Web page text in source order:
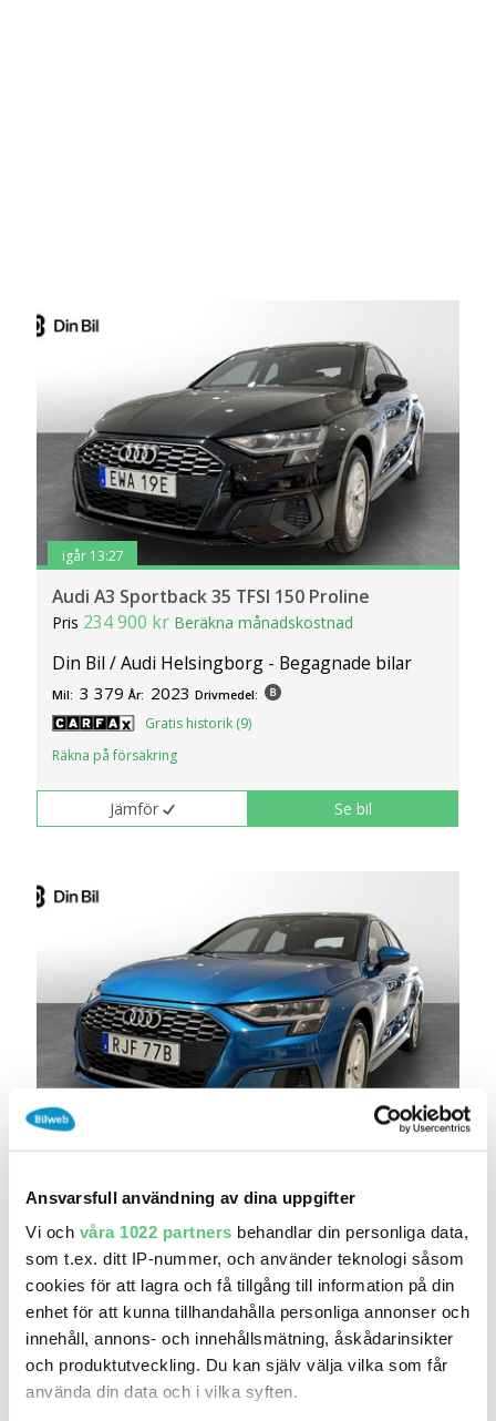
Ansvarsfull användning av dina uppgifter
Vi och våra 1022 partners behandlar din personliga data,
som t.ex. ditt IP-nummer, och använder teknologi såsom
cookies för att lagra och få tillgång till information på din
enhet för att kunna tillhandahålla personliga annonser och
innehåll, annons- och innehållsmätning, åskådarinsikter
och produktutveckling. Du kan själv välja vilka som får
använda din data och i vilka syften.
igår 13:27
Audi A3 Sportback 35 TFSI 150 Proline
Pris 234 900 kr Beräkna månadskostnad
Din Bil / Audi Helsingborg - Begagnade bilar
Mil: 3 379 År: 2023 Drivmedel:
Gratis historik (9)
Räkna på försäkring
Jämför Se bil
igår 13:27
Pris239 000 kr Beräkna månadskostnad
Din Bil / Audi Helsingborg - Begagnade bilar
Mil: 2 758 År: 2023 Drivmedel:
Gratis historik (7)
Räkna på försäkring